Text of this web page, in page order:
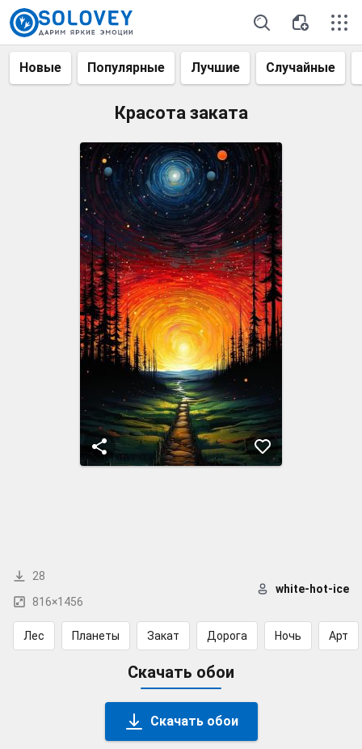
Новые Популярные Лучшие Случайные
Красота заката
28
816×1456
white-hot-ice
Лес Планеты Закат Дорога Ночь Арт
Скачать обои
Скачать обои